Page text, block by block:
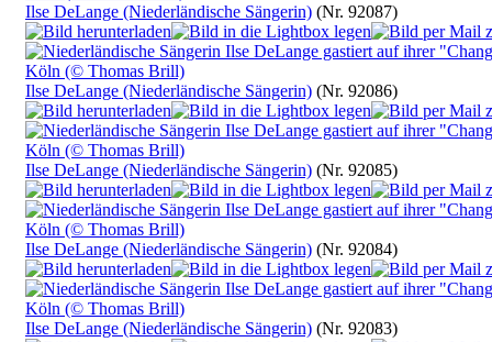
Ilse DeLange (Niederländische Sängerin) (Nr. 92087)
Ilse DeLange (Niederländische Sängerin) (Nr. 92086)
Ilse DeLange (Niederländische Sängerin) (Nr. 92085)
Ilse DeLange (Niederländische Sängerin) (Nr. 92084)
Ilse DeLange (Niederländische Sängerin) (Nr. 92083)